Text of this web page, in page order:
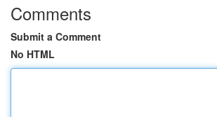
Comments
Submit a Comment
No HTML